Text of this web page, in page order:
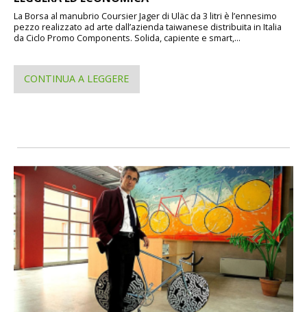
La Borsa al manubrio Coursier Jager di Uläc da 3 litri è l’ennesimo
pezzo realizzato ad arte dall’azienda taiwanese distribuita in Italia
da Ciclo Promo Components. Solida, capiente e smart,...
CONTINUA A LEGGERE